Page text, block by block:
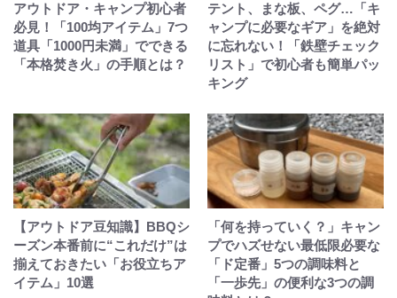
アウトドア・キャンプ初心者
必見！「100均アイテム」7つ
道具「1000円未満」でできる
「本格焚き火」の手順とは？
テント、まな板、ペグ…「キ
ャンプに必要なギア」を絶対
に忘れない！「鉄壁チェック
リスト」で初心者も簡単パッ
キング
【アウトドア豆知識】BBQシ
ーズン本番前に“これだけ”は
揃えておきたい「お役立ちア
イテム」10選
「何を持っていく？」キャン
プでハズせない最低限必要な
「ド定番」5つの調味料と
「一歩先」の便利な3つの調